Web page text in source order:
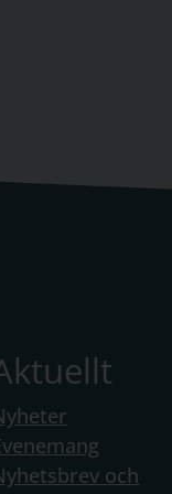
för
digitala
onlineböcker
1,
medan de
och